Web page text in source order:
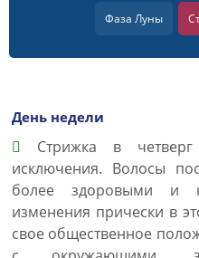
Фаза Луны
День недели
Cтрижка в
исключения. Волосы
более здоровыми и
изменения прически в
свое общественное